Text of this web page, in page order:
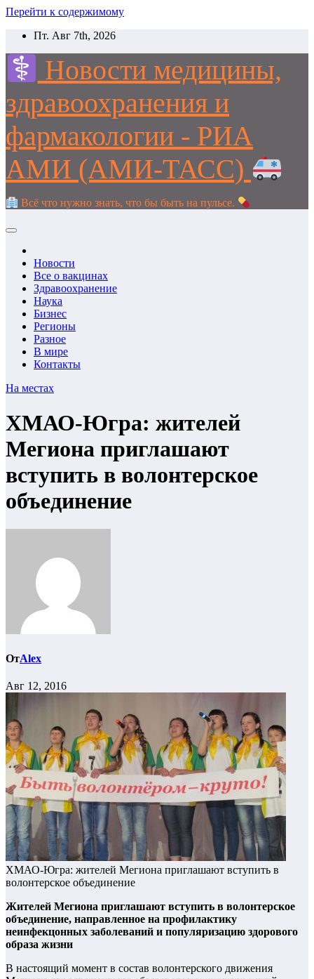
Перейти к содержимому
Пт. Авг 7th, 2026
Новости медицины,
здравоохранения и
фармакологии - РИА
АМИ (АМИ-ТАСС)
Всё что нужно знать, что бы быть на пульсе.
Новости
Все о вакцинах
Здравоохранение
Наука
Бизнес
Регионы
Разное
В мире
Контакты
На местах
ХМАО-Югра: жителей
Мегиона приглашают
вступить в волонтерское
объединение
ОтAlex
Авг 12, 2016
ХМАО-Югра: жителей Мегиона приглашают вступить в
волонтерское объединение
Жителей Мегиона приглашают вступить в волонтерское
объединение, направленное на профилактику
неинфекцонных заболеваний и популяризацию здорового
образа жизни
В настоящий момент в состав волонтерского движения